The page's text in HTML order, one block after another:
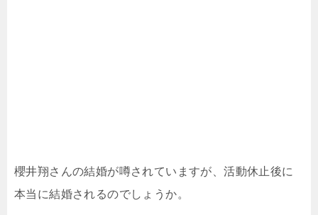
櫻井翔さんの結婚が噂されていますが、活動休止後に
本当に結婚されるのでしょうか。